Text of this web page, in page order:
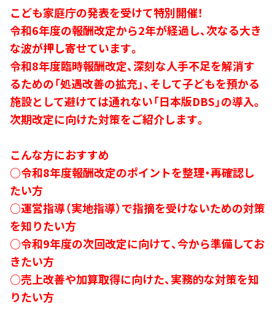
こども家庭庁の発表を受けて特別開催！
令和6年度の報酬改定から2年が経過し、次なる大き
な波が押し寄せています。
令和8年度臨時報酬改定、深刻な人手不足を解消す
るための「処遇改善の拡充」、そして子どもを預かる
施設として避けては通れない「日本版DBS」の導入。
次期改定に向けた対策をご紹介します。
こんな方におすすめ
○令和8年度報酬改定のポイントを整理・再確認し
たい方
○運営指導（実地指導）で指摘を受けないための対策
を知りたい方
○令和9年度の次回改定に向けて、今から準備してお
きたい方
○売上改善や加算取得に向けた、実務的な対策を知
りたい方